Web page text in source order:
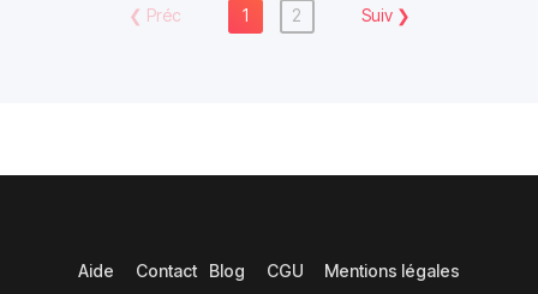
❮ Préc 1 2 Suiv❯
Aide Contact Blog CGU Mentions légales